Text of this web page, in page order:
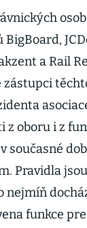
a Rail
zástupci
z oboru i z
současné
Pravidla
nejmíň
funkce